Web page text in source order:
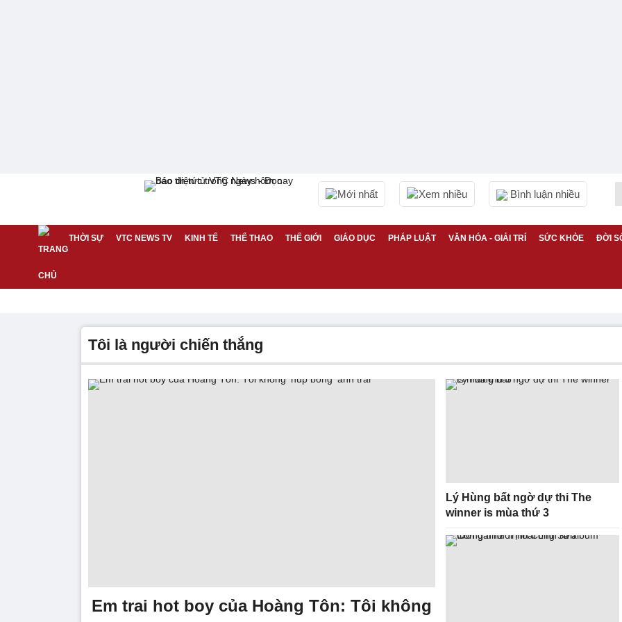
Mới nhất Xem nhiều Bình luận nhiều
THỜI SỰ VTC NEWS TV KINH TẾ THỂ THAO THẾ GIỚI GIÁO DỤC PHÁP LUẬT VĂN HÓA - GIẢI TRÍ SỨC KHỎE ĐỜI
tôi là người chiến thắng
Em trai hot boy của Hoàng Tôn: Tôi không
Lý Hùng bất ngờ dự thi The
winner is mùa thứ 3